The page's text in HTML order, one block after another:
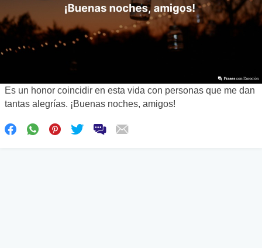
Es un honor coincidir en esta vida con personas que me dan
tantas alegrías. ¡Buenas noches, amigos!